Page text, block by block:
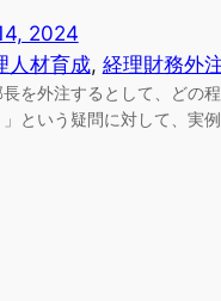
2024
人材育成, 経理財務外
長を外注するとして、どの
という疑問に対して、実